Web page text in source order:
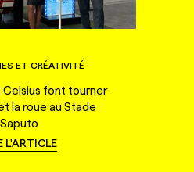
ET CRÉATIVITÉ
Celsius font tourner
la roue au Stade
Saputo
L'ARTICLE